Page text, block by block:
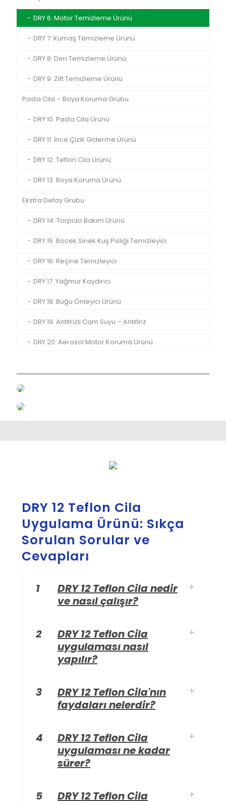
DRY 6: Motor Temizleme Ürünü
DRY 7: Kumaş Temizleme Ürünü
DRY 8: Deri Temizleme Ürünü
DRY 9: Zift Temizleme Ürünü
Pasta Cila – Boya Koruma Grubu
DRY 10: Pasta Cila Ürünü
DRY 11: İnce Çizik Giderme Ürünü
DRY 12: Teflon Cila Ürünü
DRY 13: Boya Koruma Ürünü
Ekstra Detay Grubu
DRY 14: Torpido Bakım Ürünü
DRY 15: Böcek Sinek Kuş Pisliği Temizleyici
DRY 16: Reçine Temizleyici
DRY 17: Yağmur Kaydırıcı
DRY 18: Buğu Önleyici Ürünü
DRY 19: Antifrizli Cam Suyu – Antifiriz
DRY 20: Aerosol Motor Koruma Ürünü
DRY 12 Teflon Cila
Uygulama Ürünü: Sıkça
Sorulan Sorular ve
Cevapları
1
DRY 12 Teflon Cila nedir
ve nasıl çalışır?
2
DRY 12 Teflon Cila
uygulaması nasıl
yapılır?
3
DRY 12 Teflon Cila'nın
faydaları nelerdir?
4
DRY 12 Teflon Cila
uygulaması ne kadar
sürer?
5 DRY 12 Teflon Cila